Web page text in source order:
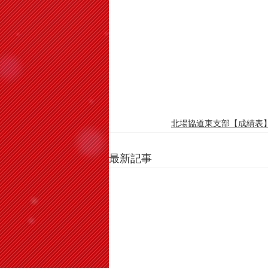
北場協道東支部【成績表
最新記事